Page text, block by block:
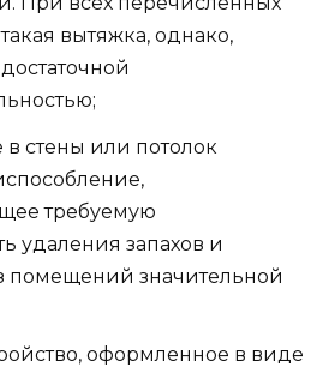
вытяжка, однако,
в стены или потолок
требуемую
удаления запахов и
помещений значительной
оформленное в виде